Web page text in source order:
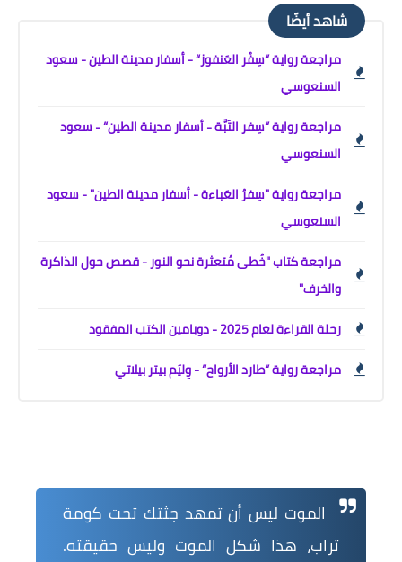
شاهد أيضًا
مراجعة رواية ”سِفْر العَنفوز“ - أسفار مدينة الطين - سعود
السنعوسي
مراجعة رواية ”سِفر التَبَّة - أسفار مدينة الطين“ - سعود
السنعوسي
مراجعة رواية "سِفرُ العَباءة - أسفار مدينة الطين" - سعود
السنعوسي
مراجعة كتاب "خُطى مُتعثرة نحو النور - قصص حول الذاكرة
والخرف"
رحلة القراءة لعام 2025 - دوبامين الكتب المفقود
مراجعة رواية ”طارد الأرواح“ - وِليَم بيتر بيلاتي
الموت ليس أن تمهد جثتك تحت كومة
تراب، هذا شكل الموت وليس حقيقته.